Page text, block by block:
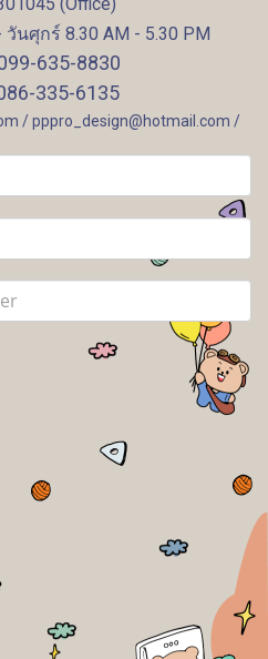
นศุกร์ 8.30 AM - 5.30 PM
635-8830
335-6135
/ pppro_design@hotmail.com /